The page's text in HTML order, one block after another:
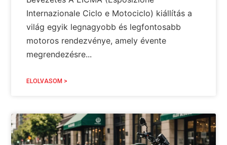
Internazionale Ciclo e Motociclo) kiállítás a
világ egyik legnagyobb és legfontosabb
motoros rendezvénye, amely évente
megrendezésre...
ELOLVASOM >